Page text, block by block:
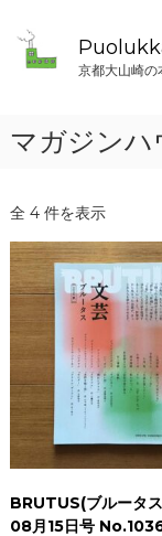
プ
京都大山崎の
マガジンハ
全 4 件を表示
BRUTUS(ブルータ
08月15日号